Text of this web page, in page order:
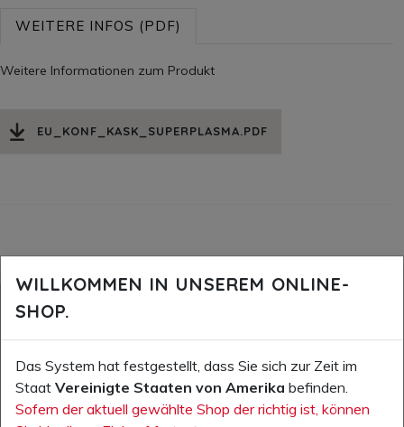
WEITERE INFOS (PDF)
Weitere Informationen zum Produkt
EU_KONF_KASK_SUPERPLASMA.PDF
Ihr
Preis
Ihr
Preis
WILLKOMMEN IN UNSEREM ONLINE-
SHOP.
Das System hat festgestellt, dass Sie sich zur Zeit im
Staat Vereinigte Staaten von Amerika befinden.
Sofern der aktuell gewählte Shop der richtig ist, können